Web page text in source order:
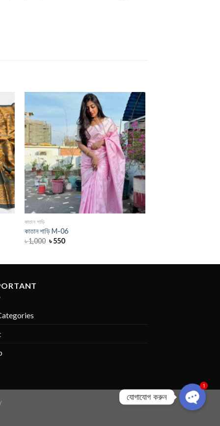
to
Add to
wishlist
কাতান শাড়ি
কাতান শাড়ি M-06
৳1,000 ৳550
যোগাযোগ করুন
1